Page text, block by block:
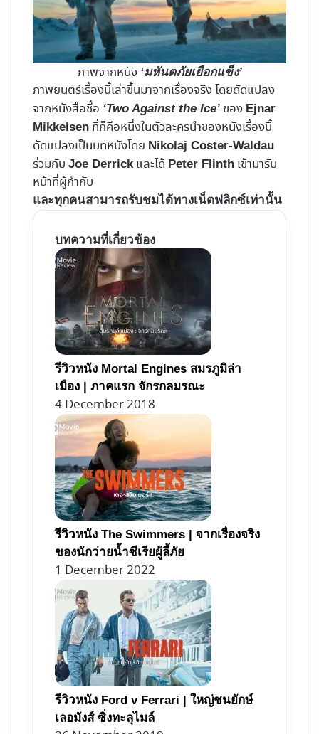
ภาพจากหนัง ‘มหันตภัยเยือกแข็ง’
ภาพยนตร์เรื่องนี้เล่าขึ้นมาจากเรื่องจริง โดยดัดแปลง
จากหนังสือชื่อ ‘Two Against the Ice’ ของ Ejnar
Mikkelsen ที่ก็คือหนึ่งในตัวละครนำของหนังเรื่องนี้
ดัดแปลงเป็นบทหนังโดย Nikolaj Coster-Waldau
ร่วมกับ Joe Derrickและได้ Peter Flinth เข้ามารับ
หน้าที่ผู้กำกับ
และทุกคนสามารถรับชมได้ทางเน็ตฟลิกซ์เท่านั้น
บทความที่เกี่ยวข้อง
รีวิวหนัง Mortal Engines สมรภูมิล่า
เมือง | ภาคแรก จักรกลมรณะ
4 December 2018
รีวิวหนัง The Swimmers | จากเรื่องจริง
ของนักว่ายน้ำซีเรียผู้ลี้ภัย
1 December 2022
รีวิวหนัง Ford v Ferrari | ใหญ่ชนยักษ์
เลอมังส์ ซิ่งทะลุไมล์